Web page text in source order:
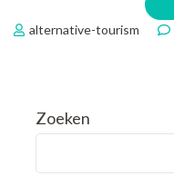
alternative-tourism
Zoeken